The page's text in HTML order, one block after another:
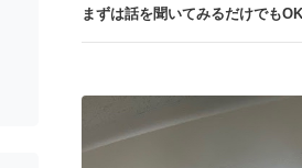
まずは話を聞いてみるだけでも